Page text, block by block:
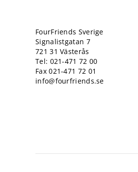
FourFriends Sverige
Signalistgatan 7
721 31 Västerås
Tel: 021-471 72 00
Fax 021-471 72 01
info@fourfriends.se